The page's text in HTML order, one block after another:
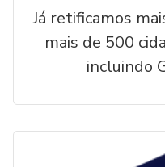
Já retificamos
mais de 500
incluindo